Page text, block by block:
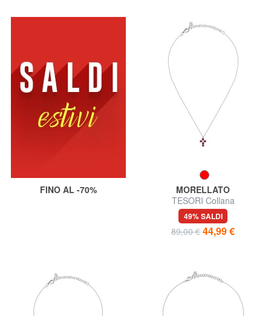
FINO AL -70%
MORELLATO
TESORI Collana
49% SALDI
89,00 € 44,99 €